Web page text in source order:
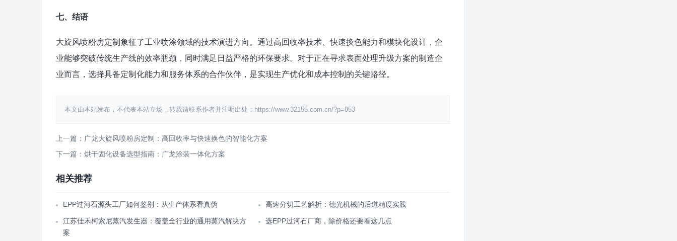
七、结语
大旋风喷粉房定制象征了工业喷涂领域的技术演进方向。通过高回收率技术、快速换色能力和模块化设计，企
业能够突破传统生产线的效率瓶颈，同时满足日益严格的环保要求。对于正在寻求表面处理升级方案的制造企
业而言，选择具备定制化能力和服务体系的合作伙伴，是实现生产优化和成本控制的关键路径。
本文由本站发布，不代表本站立场，转载请联系作者并注明出处：https://www.32155.com.cn/?p=853
上一篇：广龙大旋风喷粉房定制：高回收率与快速换色的智能化方案
下一篇：烘干固化设备选型指南：广龙涂装一体化方案
相关推荐
EPP过河石源头工厂如何鉴别：从生产体系看真伪 高速分切工艺解析：德光机械的后道精度实践
江苏佳禾柯索尼蒸汽发生器：覆盖全行业的通用蒸汽解决方
案
选EPP过河石厂商，除价格还要看这几点